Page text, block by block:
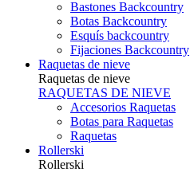
Bastones Backcountry
Botas Backcountry
Esquís backcountry
Fijaciones Backcountry
Raquetas de nieve
Raquetas de nieve
RAQUETAS DE NIEVE
Accesorios Raquetas
Botas para Raquetas
Raquetas
Rollerski
Rollerski